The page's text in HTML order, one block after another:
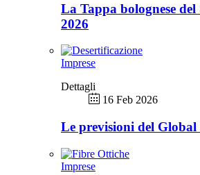
La Tappa bolognese
2026
Imprese
Dettagli
16 Feb 2026
Le previsioni del
Imprese